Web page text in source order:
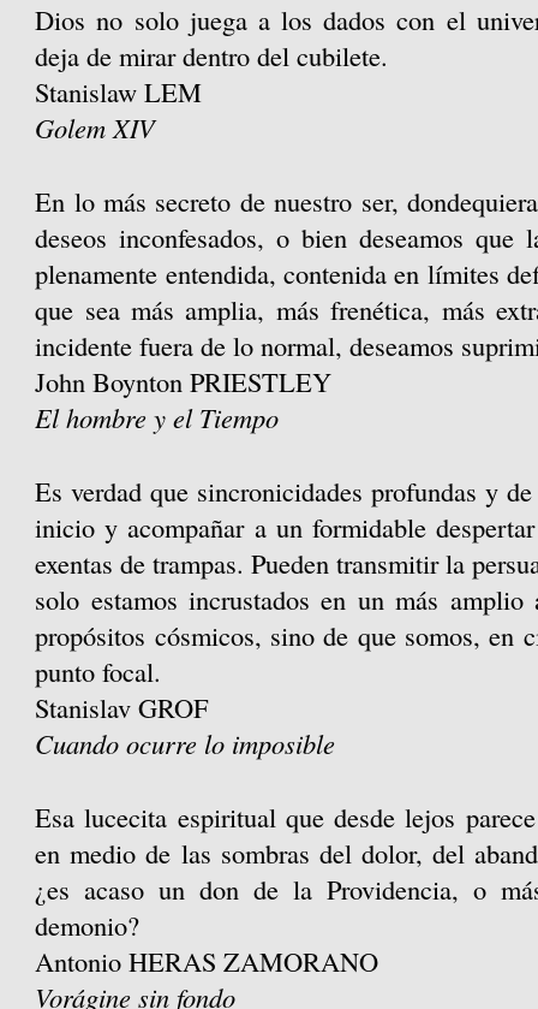
Dios no solo juega a los dados con el
deja de mirar dentro del cubilete.
Stanislaw LEM
Golem XIV
En lo más secreto de nuestro ser,
deseos inconfesados, o bien deseamos
plenamente entendida, contenida en límites
que sea más amplia, más frenética, más
incidente fuera de lo normal, deseamos
John Boynton PRIESTLEY
El hombre y el Tiempo
Es verdad que sincronicidades profundas y
inicio y acompañar a un formidable
exentas de trampas. Pueden transmitir la
solo estamos incrustados en un más
propósitos cósmicos, sino de que somos, en
punto focal.
Stanislav GROF
Cuando ocurre lo imposible
Esa lucecita espiritual que desde lejos
en medio de las sombras del dolor, del
¿es acaso un don de la Providencia, o
demonio?
Antonio HERAS ZAMORANO
Vorágine sin fondo